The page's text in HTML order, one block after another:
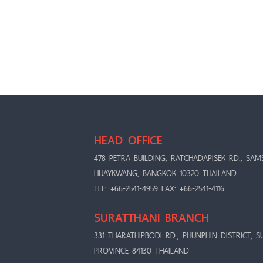
HEAD OFFICE
478 PETRA BUILDING, RATCHADAPISEK RD.,
HUAYKWANG, BANGKOK 10320 THAILAND
TEL: +66-2541-4959 FAX: +66-2541-4116
SURATTHANI BRANCH
331 THARATHIPBODI RD., PHUNPHIN DISTRICT,
PROVINCE 84130 THAILAND